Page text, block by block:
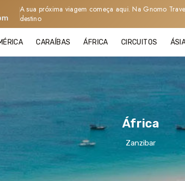
A sua próxima viagem começa aqui. Na Gnomo
destino
CARAÍBAS ÁFRICA CIRCUITOS
África
Zanzibar